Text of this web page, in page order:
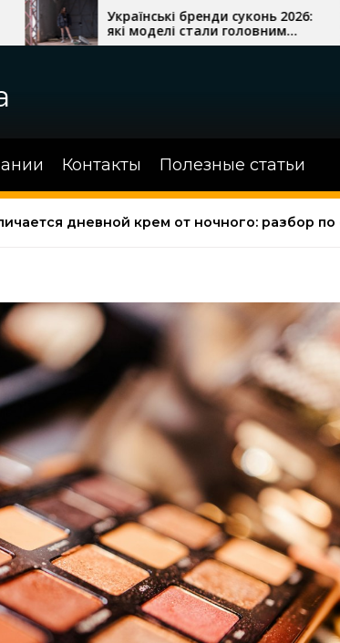
бренди суконь 2026:
моделі стали головним
сезону
Як
Контакты Полезные статьи
дневной крем от ночного: разбор